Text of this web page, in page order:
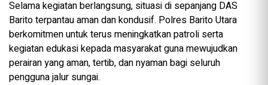
Selama kegiatan berlangsung, situasi di sepanjang DAS
Barito terpantau aman dan kondusif. Polres Barito Utara
berkomitmen untuk terus meningkatkan patroli serta
kegiatan edukasi kepada masyarakat guna mewujudkan
perairan yang aman, tertib, dan nyaman bagi seluruh
pengguna jalur sungai.